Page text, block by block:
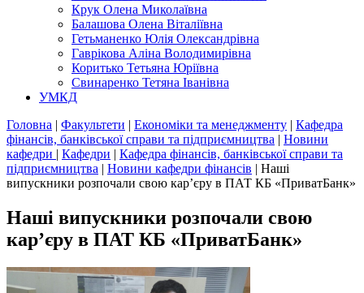
Крук Олена Миколаївна
Балашова Олена Віталіївна
Гетьманенко Юлія Олександрівна
Гаврікова Аліна Володимирівна
Коритько Тетьяна Юріївна
Свинаренко Тетяна Іванівна
УМКД
Головна | Факультети | Економіки та менеджменту | Кафедра
фінансів, банківської справи та підприємництва | Новини
кафедри | Кафедри | Кафедра фінансів, банківської справи та
підприємництва | Новини кафедри фінансів | Наші
випускники розпочали свою кар’єру в ПАТ КБ «ПриватБанк»
Наші випускники розпочали свою
кар’єру в ПАТ КБ «ПриватБанк»